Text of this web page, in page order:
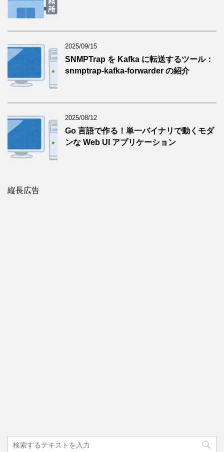
2025/09/15
SNMPTrap を Kafka に転送するツール：
snmptrap-kafka-forwarder の紹介
2025/08/12
Go 言語で作る！単一バイナリで動くモダ
ンな Web UI アプリケーション
縦長広告